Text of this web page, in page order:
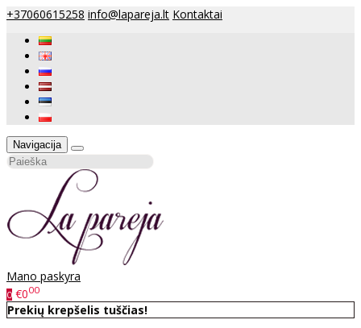
+37060615258 info@lapareja.lt Kontaktai
Navigacija
Mano paskyra
0 €000
Prekių krepšelis tuščias!